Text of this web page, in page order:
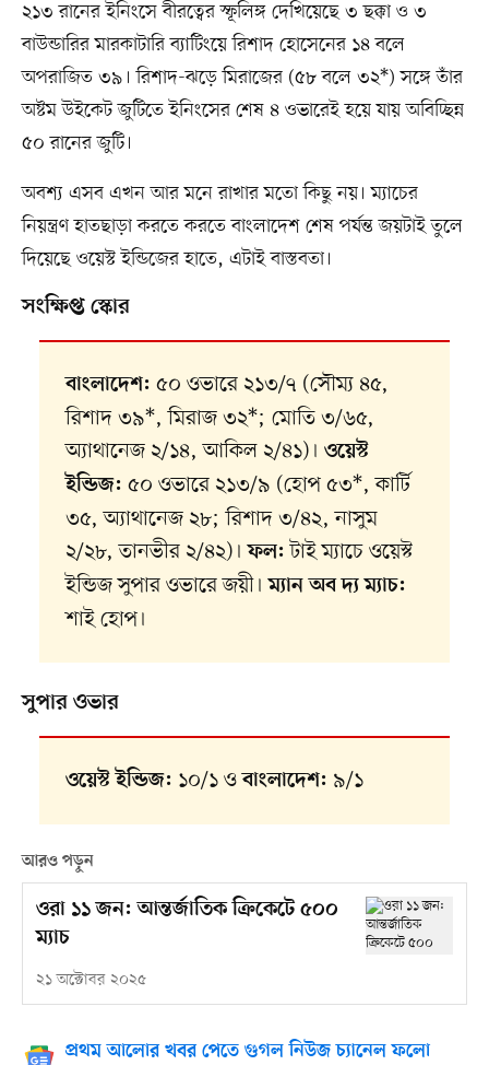
২১৩ রানের ইনিংসে বীরত্বের স্ফূলিঙ্গ দেখিয়েছে ৩ ছক্কা ও ৩
বাউন্ডারির মারকাটারি ব্যাটিংয়ে রিশাদ হোসেনের ১৪ বলে
অপরাজিত ৩৯। রিশাদ-ঝড়ে মিরাজের (৫৮ বলে ৩২*) সঙ্গে তাঁর
অষ্টম উইকেট জুটিতে ইনিংসের শেষ ৪ ওভারেই হয়ে যায় অবিচ্ছিন্ন
৫০ রানের জুটি।
অবশ্য এসব এখন আর মনে রাখার মতো কিছু নয়। ম্যাচের
নিয়ন্ত্রণ হাতছাড়া করতে করতে বাংলাদেশ শেষ পর্যন্ত জয়টাই তুলে
দিয়েছে ওয়েস্ট ইন্ডিজের হাতে, এটাই বাস্তবতা।
সংক্ষিপ্ত স্কোর
বাংলাদেশ: ৫০ ওভারে ২১৩/৭ (সৌম্য ৪৫,
রিশাদ ৩৯*, মিরাজ ৩২*; মোতি ৩/৬৫,
অ্যাথানেজ ২/১৪, আকিল ২/৪১)। ওয়েস্ট
ইন্ডিজ: ৫০ ওভারে ২১৩/৯ (হোপ ৫৩*, কার্টি
৩৫, অ্যাথানেজ ২৮; রিশাদ ৩/৪২, নাসুম
২/২৮, তানভীর ২/৪২)।ফল:টাই ম্যাচে ওয়েস্ট
ইন্ডিজ সুপার ওভারে জয়ী।ম্যান অব দ্য ম্যাচ:
শাই হোপ।
সুপার ওভার
ওয়েস্ট ইন্ডিজ: ১০/১ ওবাংলাদেশ: ৯/১
আরও পড়ুন
ওরা ১১ জন: আন্তর্জাতিক ক্রিকেটে ৫০০
ম্যাচ
২১ অক্টোবর ২০২৫
প্রথম আলোর খবর পেতে গুগল নিউজ চ্যানেল ফলো